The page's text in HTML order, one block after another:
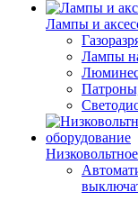
Лампы и
Лампы